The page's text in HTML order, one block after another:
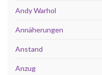
Andy Warhol
Annäherungen
Anstand
Anzug